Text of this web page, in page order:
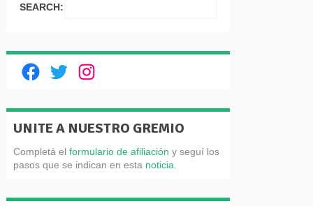
SEARCH:
Facebook
TwitterInstagram
UNITE A NUESTRO GREMIO
Completá el formulario de afiliación y seguí los
pasos que se indican en esta noticia